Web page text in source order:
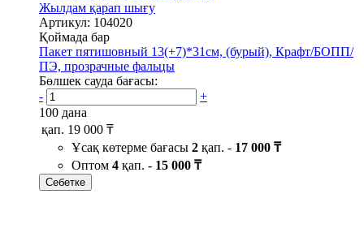
Жылдам қарап шығу
Артикул: 104020
Қоймада бар
Пакет пятишовный 13(+7)*31см, (бурый), Крафт/БОПП/
ПЭ, прозрачные фальцы
Бөлшек сауда бағасы:
-
+
100 дана
қап. 19 000 ₸
Ұсақ көтерме бағасы 2 қап. - 17 000 ₸
Оптом 4 қап. - 15 000 ₸
Себетке